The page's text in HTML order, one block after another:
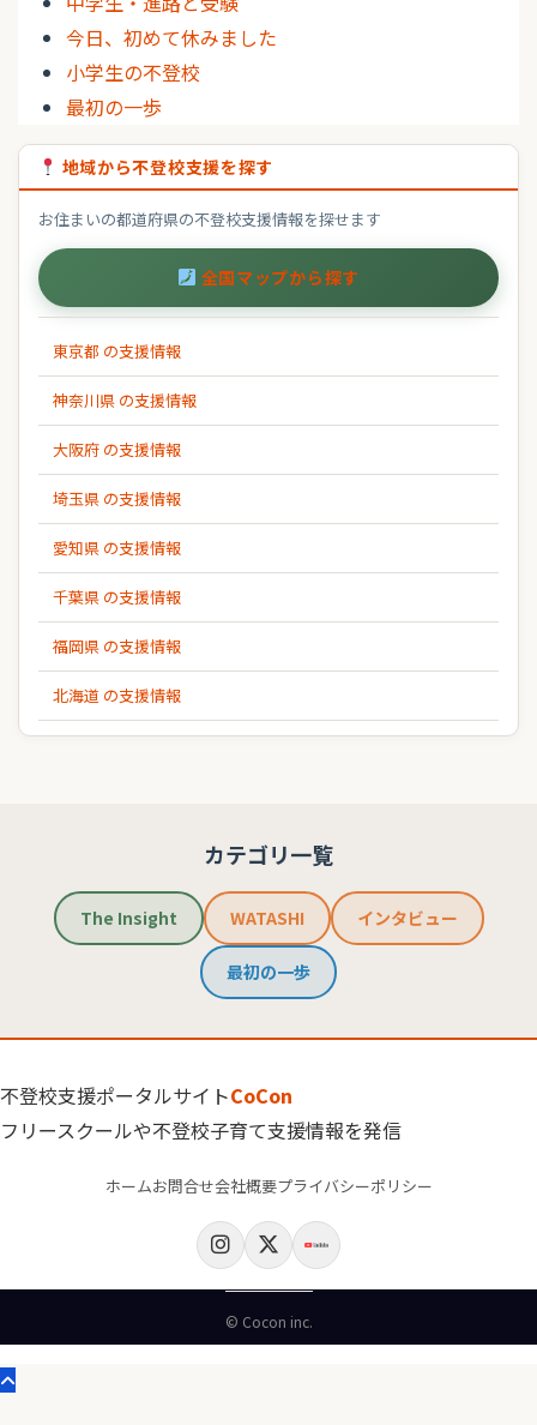
今日、初めて休みました
小学生の不登校
最初の一歩
地域から不登校支援を探す
お住まいの都道府県の不登校支援情報を探せます
全国マップから探す
東京都 の支援情報
神奈川県 の支援情報
大阪府 の支援情報
埼玉県 の支援情報
愛知県 の支援情報
千葉県 の支援情報
福岡県 の支援情報
北海道 の支援情報
カテゴリ一覧
The Insight WATASHI インタビュー
最初の一歩
不登校支援ポータルサイトCoCon
フリースクールや不登校子育て支援情報を発信
ホームお問合せ会社概要プライバシーポリシー
© Cocon inc.